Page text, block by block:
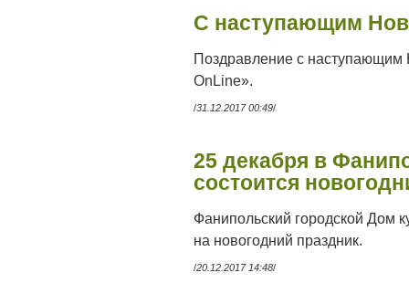
С наступающим
Поздравление с наступающим
OnLine».
/31.12.2017 00:49/
25 декабря в
состоится
Фанипольский городской Дом
на новогодний праздник.
/20.12.2017 14:48/